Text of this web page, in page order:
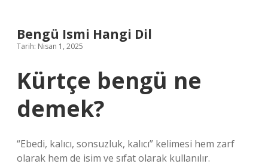
Bengü Ismi Hangi Dil
Tarih: Nisan 1, 2025
Kürtçe bengü ne
demek?
“Ebedi, kalıcı, sonsuzluk, kalıcı” kelimesi hem zarf
olarak hem de isim ve sıfat olarak kullanılır.